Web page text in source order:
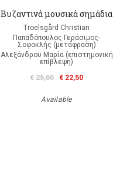
Βυζαντινά μουσικά σημάδια
Troelsgård Christian
Παπαδόπουλος Γεράσιμος-
Σοφοκλής (μετάφραση)
Αλεξάνδρου Μαρία (επιστημονική
επίβλεψη)
€ 25,00
€ 22,50
Available